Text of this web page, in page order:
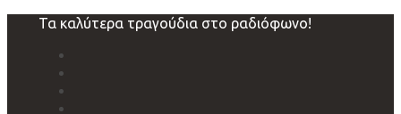
navigation
Τα καλύτερα τραγούδια στο ραδιόφωνο!